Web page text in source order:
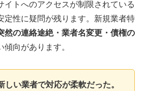
イトへのアクセスが制限されている
定性に疑問が残ります。新規業者特
然の連絡途絶・業者名変更・債権の
傾向があります。
しい業者で対応が柔軟だった。